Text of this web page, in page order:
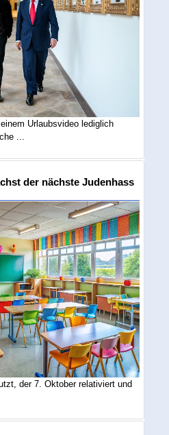
Urlaubsvideo lediglich
...
der nächste Judenhass
der 7. Oktober relativiert und